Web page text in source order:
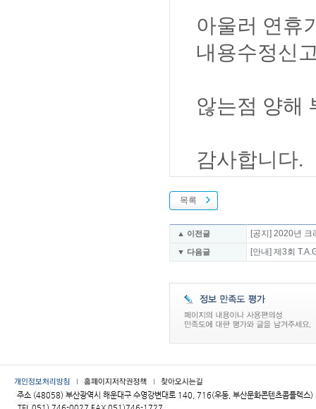
아울러 연휴
내용수정신
않는점 양해
감사합니다.
목록
▲ 이전글 [공지] 2020년 크
▼ 다음글 [안내] 제3회